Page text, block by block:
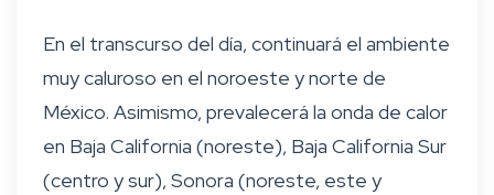
En el transcurso del día, continuará el ambiente
muy caluroso en el noroeste y norte de
México. Asimismo, prevalecerá la onda de calor
en Baja California (noreste), Baja California Sur
(centro y sur), Sonora (noreste, este y